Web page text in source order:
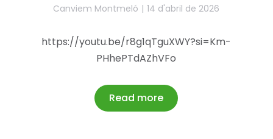
Canviem Montmeló 14 d'abril de 2026
https://youtu.be/r8g1qTguXWY?si=Km-
PHhePTdAZhVFo
Read more